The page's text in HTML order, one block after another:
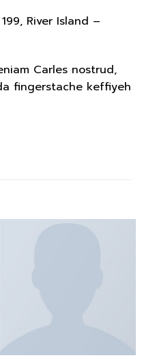
River Island –
Carles nostrud,
fingerstache keffiyeh